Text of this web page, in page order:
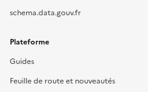
schema.data.gouv.fr
Plateforme
Guides
Feuille de route et nouveautés